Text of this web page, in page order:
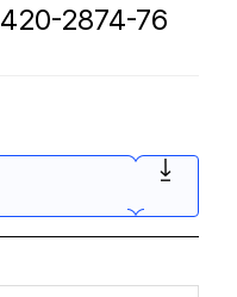
2874-76